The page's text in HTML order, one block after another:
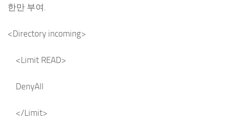
한만 부여.
<Directory incoming>
<Limit READ>
DenyAll
</Limit>